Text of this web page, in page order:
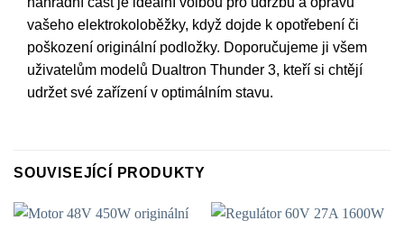
vašeho elektrokoloběžky, když dojde k opotřebení či
poškození originální podložky. Doporučujeme ji všem
uživatelům modelů Dualtron Thunder 3, kteří si chtějí
udržet své zařízení v optimálním stavu.
SOUVISEJÍCÍ PRODUKTY